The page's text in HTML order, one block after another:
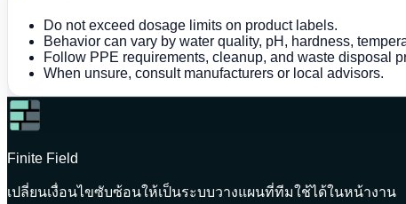
Do not exceed dosage limits on product labels.
Behavior can vary by water quality, pH, hardness,
Follow PPE requirements, cleanup, and waste disposal
When unsure, consult manufacturers or local advisors.
Finite Field
เปลี่ยนเงื่อนไขซับซ้อนให้เป็นระบบวางแผนที่ทีมใช้ได้ในหน้างาน